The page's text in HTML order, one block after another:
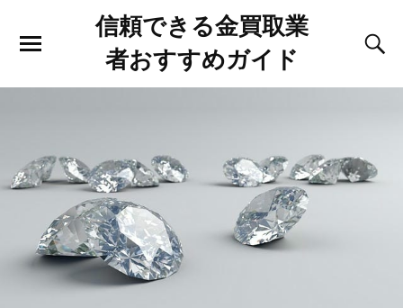
信頼できる金買取業
者おすすめガイド